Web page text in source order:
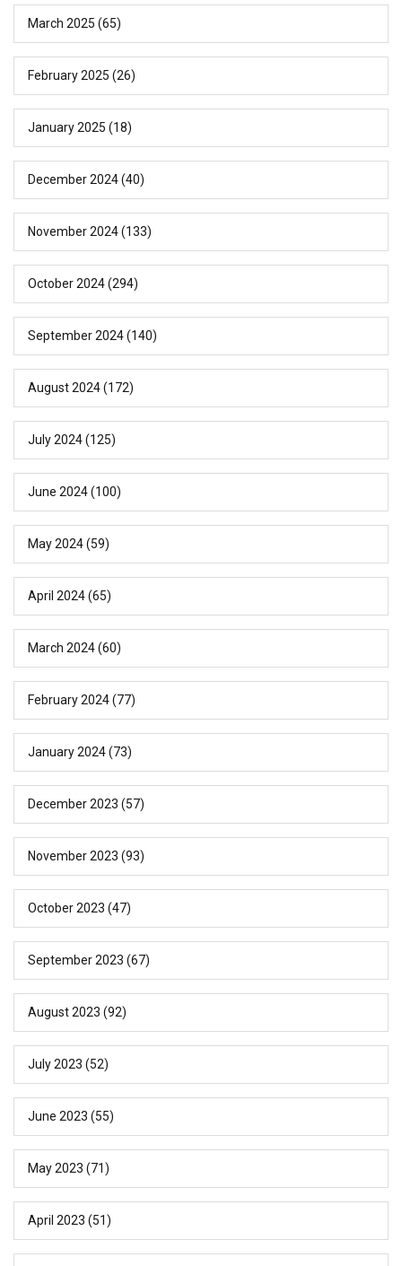
March 2025 (65)
February 2025 (26)
January 2025 (18)
December 2024(40)
November 2024(133)
October 2024(294)
September 2024(140)
August 2024(172)
July 2024(125)
June 2024(100)
May 2024(59)
April 2024(65)
March 2024(60)
February 2024(77)
January 2024(73)
December 2023 (57)
November 2023 (93)
October 2023 (47)
September 2023 (67)
August 2023 (92)
July 2023 (52)
June 2023 (55)
May 2023 (71)
April 2023 (51)